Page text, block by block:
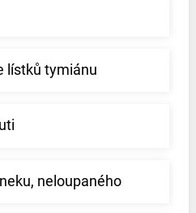
lístků tymiánu
neloupaného